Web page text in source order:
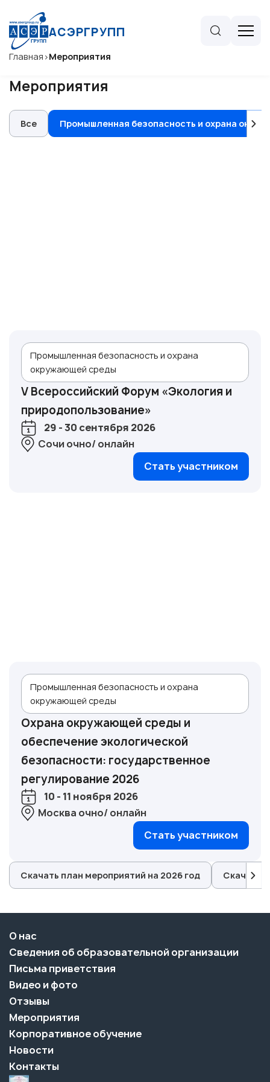
АСЭРГРУПП
Главная >Мероприятия
Мероприятия
Все Промышленная безопасность и охрана
Промышленная безопасность и охрана
окружающей среды
V Всероссийский Форум «Экология и
природопользование»
29 - 30 сентября 2026
Сочи очно/ онлайн
Стать участником
Промышленная безопасность и охрана
окружающей среды
Охрана окружающей среды и
обеспечение экологической
безопасности: государственное
регулирование 2026
10 - 11 ноября 2026
Москва очно/ онлайн
Стать участником
Скачать план мероприятий на 2026 год Скачать
О нас
Сведения об образовательной организации
Письма приветствия
Видео и фото
Отзывы
Мероприятия
Корпоративное обучение
Новости
Контакты